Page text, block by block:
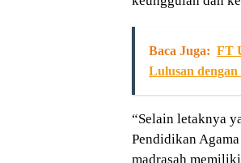
Baca Juga: FT
Lulusan
“Selain letaknya
Pendidikan
madrasah